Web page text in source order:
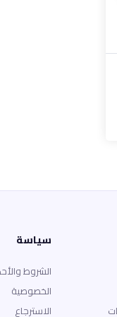
سياسة
الشروط
الخصوصية
الاسترجاع